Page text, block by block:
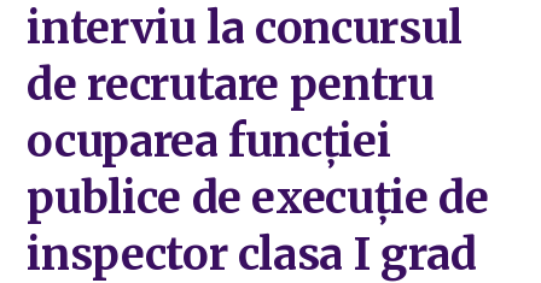
interviu la concursul
de recrutare pentru
ocuparea funcției
publice de execuție de
inspector clasa I grad